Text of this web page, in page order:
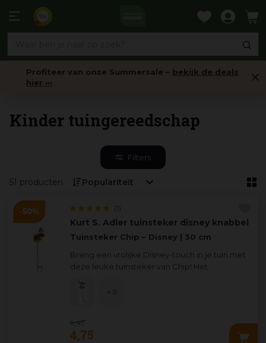
naar
Profiteer van onze Summersale – bekijk de deals
hier ›››
Kinder tuingereedschap
Filters
51 producten
Kurt S. Adler tuinsteker disney knabbel
(1)
Tuinsteker Chip – Disney | 30 cm
Breng een vrolijke Disney-touch in je tuin met
deze leuke tuinsteker van Chip! Het
9, 49
4,75
+ 5